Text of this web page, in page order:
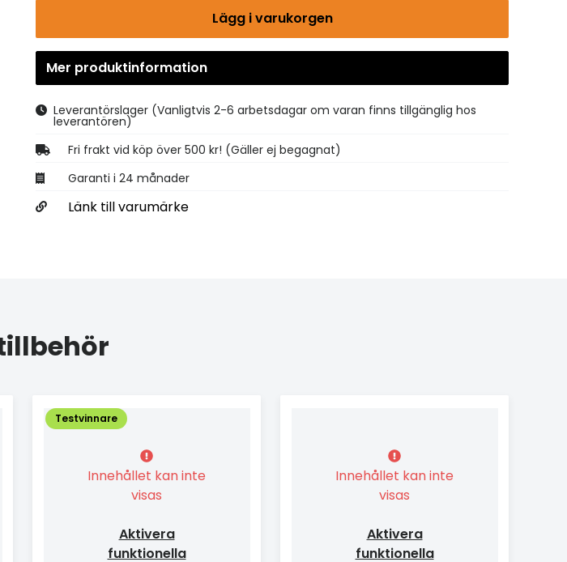
Lägg i varukorgen
Mer produktinformation
Leverantörslager (Vanligtvis 2-6 arbetsdagar om varan finns tillgänglig hos
leverantören)
Fri frakt vid köp över 500 kr! (Gäller ej begagnat)
Garanti i 24 månader
Länk till varumärke
Testvinnare
Innehållet kan inte
visas
Aktivera
funktionella
Innehållet kan inte
visas
Aktivera
funktionella